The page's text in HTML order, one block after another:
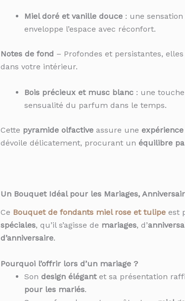
Miel doré et vanille douce: une
enveloppe l’espace avec réconfort.
Notes de fond – Profondes et persistantes,
dans votre intérieur.
Bois précieux et musc blanc: une touche
sensualité du parfum dans le temps.
Cette pyramide olfactiveassure une
dévoile délicatement, procurant un équilibre
Un Bouquet Idéal pour les Mariages,
Ce Bouquet de fondants miel rose et tulipeest
spéciales, qu’il s’agisse de mariages, d’
d’anniversaire.
Pourquoi l’offrir lors d’un mariage ?
Son design élégantet sa présentation
pour les mariés.